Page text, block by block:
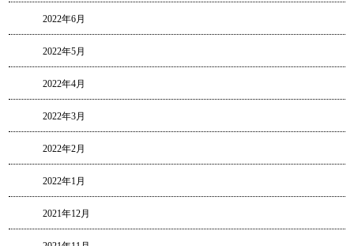
2022年6月
2022年5月
2022年4月
2022年3月
2022年2月
2022年1月
2021年12月